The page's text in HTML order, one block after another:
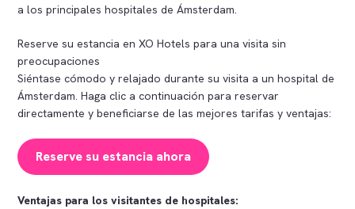
a los principales hospitales de Ámsterdam.
Reserve su estancia en XO Hotels para una visita sin
preocupaciones
Siéntase cómodo y relajado durante su visita a un hospital de
Ámsterdam. Haga clic a continuación para reservar
directamente y beneficiarse de las mejores tarifas y ventajas:
Reserve su estancia ahora
Ventajas para los visitantes de hospitales: